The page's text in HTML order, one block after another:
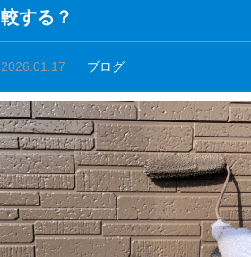
較する？
2026.01.17 ブログ